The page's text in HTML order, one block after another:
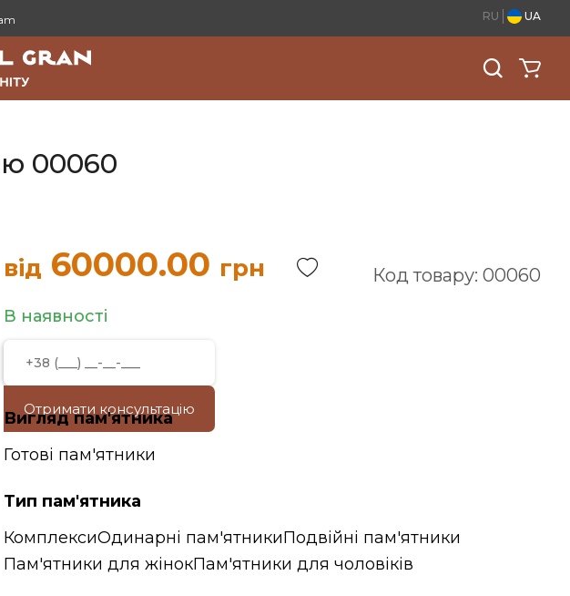
RU UA
00060
від 60000.00 грн Код товару: 00060
В наявності
Отримати консультацію
Вигляд пам'ятника
Готові пам'ятники
Тип пам'ятника
КомплексиОдинарні пам'ятникиПодвійні пам'ятники
Пам'ятники для жінокПам'ятники для чоловіків